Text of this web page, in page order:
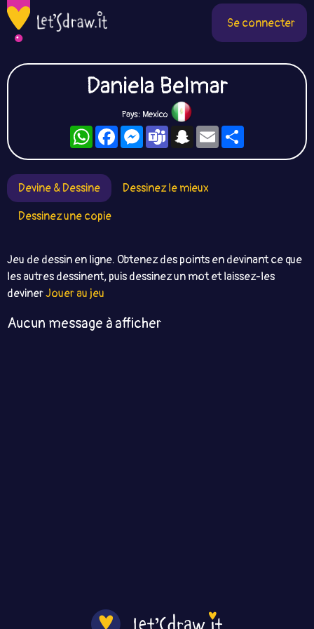
Se connecter
Daniela Belmar
Pays: Mexico
WhatsAppFacebookMessengerTeamsSnapchat
Email
Devine & Dessine
Dessinez le mieux
Dessinez une copie
Jeu de dessin en ligne. Obtenez des points en devinant ce que
les autres dessinent, puis dessinez un mot et laissez-les
devinerJouer au jeu
Aucun message à afficher